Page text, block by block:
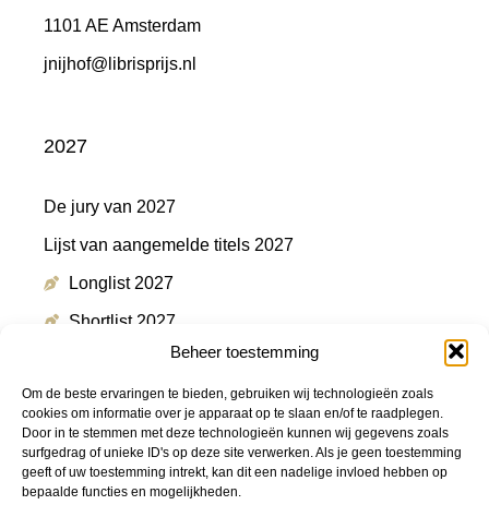
Beheer toestemming
Om de beste ervaringen te bieden, gebruiken wij technologieën zoals
cookies om informatie over je apparaat op te slaan en/of te raadplegen.
Door in te stemmen met deze technologieën kunnen wij gegevens zoals
surfgedrag of unieke ID's op deze site verwerken. Als je geen toestemming
geeft of uw toestemming intrekt, kan dit een nadelige invloed hebben op
bepaalde functies en mogelijkheden.
1101 AE Amsterdam
jnijhof@librisprijs.nl
2027
De jury van 2027
Lijst van aangemelde titels 2027
Longlist 2027
Shortlist 2027
Winnaar 2027
Meer informatie
Persmap